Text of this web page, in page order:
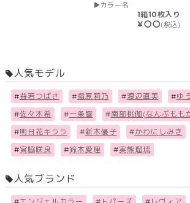
カラー名
1箱10枚入り
￥〇〇(税込)
人気モデル
#益若つばさ #指原莉乃 #渡辺直美 #ゆ
#佐々木希 #一条響 #南部桃伽(なんぶもも
#明日花キララ #新木優子 #かわにしみき
#宮脇咲良 #鈴木愛理 #実熊瑠琉
人気ブランド